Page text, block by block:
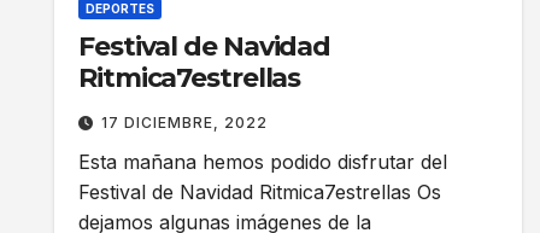
DEPORTES
Festival de Navidad
Ritmica7estrellas
17 DICIEMBRE, 2022
Esta mañana hemos podido disfrutar del
Festival de Navidad Ritmica7estrellas Os
dejamos algunas imágenes de la